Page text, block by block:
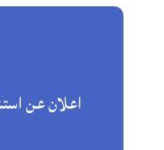
اعلان عن استشارة